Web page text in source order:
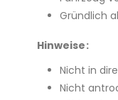
Gründlich
Hinweise:
Nicht in
Nicht